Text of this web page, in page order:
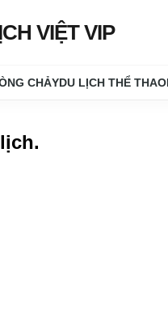
VIỆT VIP
CHẢYDU LỊCH THỂ THAO
.